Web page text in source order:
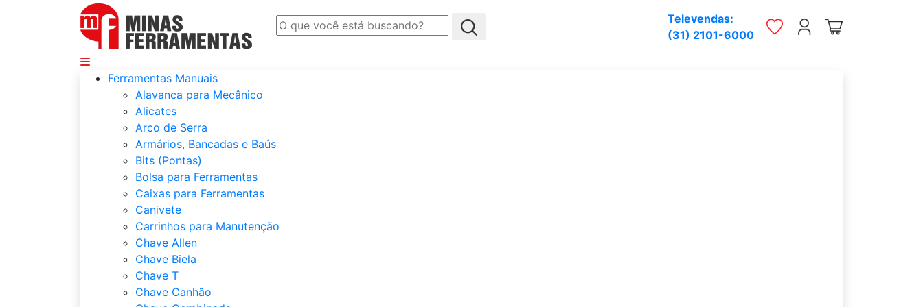
Televendas:
(31) 2101-6000
Ferramentas Manuais
Alavanca para Mecânico
Alicates
Arco de Serra
Armários, Bancadas e Baús
Bits (Pontas)
Bolsa para Ferramentas
Caixas para Ferramentas
Canivete
Carrinhos para Manutenção
Chave Allen
Chave Biela
Chave T
Chave Canhão